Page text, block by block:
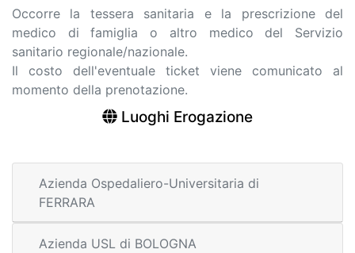
Occorre la tessera sanitaria e la prescrizione del
medico di famiglia o altro medico del Servizio
sanitario regionale/nazionale.
Il costo dell'eventuale ticket viene comunicato al
momento della prenotazione.
Luoghi Erogazione
Azienda Ospedaliero-Universitaria di
FERRARA
Azienda USL di BOLOGNA